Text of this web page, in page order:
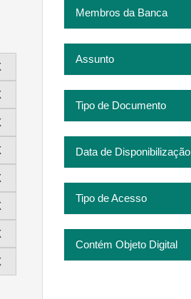
Membros da Banca
Assunto
Tipo de Documento
Data de Disponibilização
Tipo de Acesso
Contém Objeto Digital